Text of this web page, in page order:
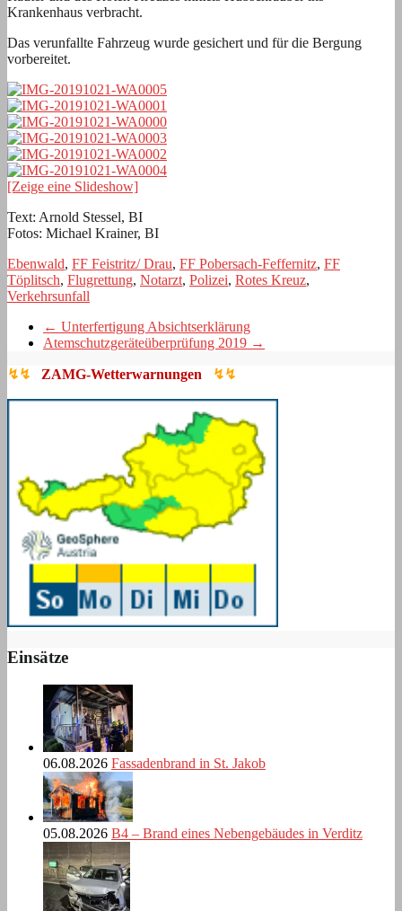
Krankenhaus verbracht.
Das verunfallte Fahrzeug wurde gesichert und für die Bergung
vorbereitet.
[Zeige eine Slideshow]
Text: Arnold Stessel, BI
Fotos: Michael Krainer, BI
Ebenwald, FF Feistritz/ Drau, FF Pobersach-Feffernitz, FF
Töplitsch, Flugrettung, Notarzt, Polizei, Rotes Kreuz,
Verkehrsunfall
← Unterfertigung Absichtserklärung
Atemschutzgeräteüberprüfung 2019 →
↯↯ ZAMG-Wetterwarnungen ↯↯
Einsätze
06.08.2026 Fassadenbrand in St. Jakob
05.08.2026 B4 – Brand eines Nebengebäudes in Verditz